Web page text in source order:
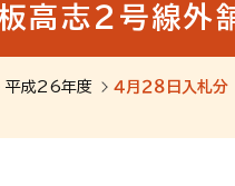
高志２号線
平成26年度 ４月２８日入札